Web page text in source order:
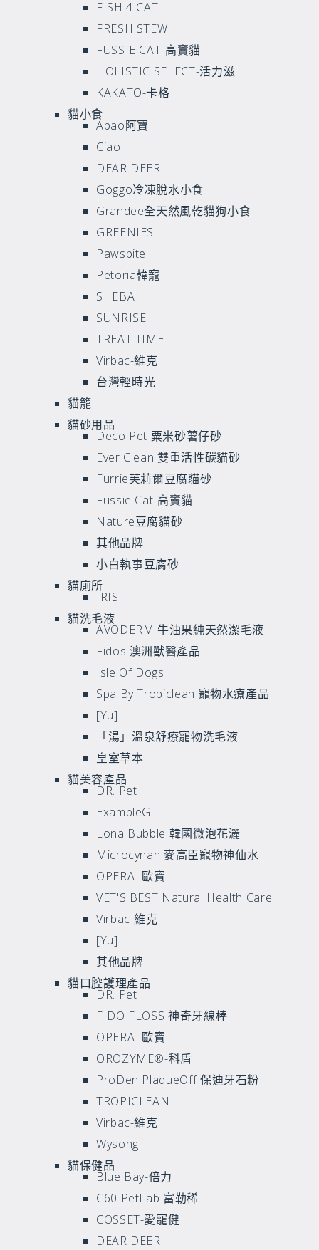
FISH 4 CAT
FRESH STEW
FUSSIE CAT-高竇貓
HOLISTIC SELECT-活力滋
KAKATO-卡格
貓小食
Abao阿寶
Ciao
DEAR DEER
Goggo冷凍脫水小食
Grandee全天然風乾貓狗小食
GREENIES
Pawsbite
Petoria韓寵
SHEBA
SUNRISE
TREAT TIME
Virbac-維克
台灣輕時光
貓籠
貓砂用品
Deco Pet 粟米砂薯仔砂
Ever Clean 雙重活性碳貓砂
Furrie芙莉爾豆腐貓砂
Fussie Cat-高竇貓
Nature豆腐貓砂
其他品牌
小白執事豆腐砂
貓廁所
IRIS
貓洗毛液
AVODERM 牛油果純天然潔毛液
Fidos 澳洲獸醫產品
Isle Of Dogs
Spa By Tropiclean 寵物水療產品
[Yu]
「湯」溫泉舒療寵物洗毛液
皇室草本
貓美容產品
DR. Pet
ExampleG
Lona Bubble 韓國微泡花灑
Microcynah 麥高臣寵物神仙水
OPERA- 歐寶
VET'S BEST Natural Health Care
Virbac-維克
[Yu]
其他品牌
貓口腔護理產品
DR. Pet
FIDO FLOSS 神奇牙線棒
OPERA- 歐寶
OROZYME®-科盾
ProDen PlaqueOff 保迪牙石粉
TROPICLEAN
Virbac-維克
Wysong
貓保健品
Blue Bay-倍力
C60 PetLab 富勒稀
COSSET-愛寵健
DEAR DEER